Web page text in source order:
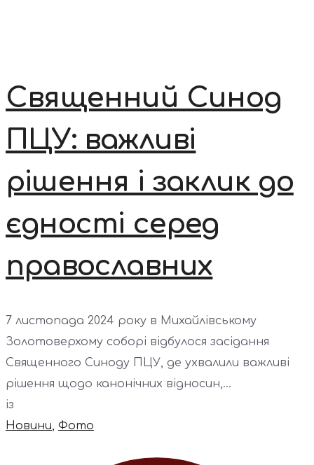
Священний Синод
ПЦУ: важливі
рішення і заклик до
єдності серед
православних
7 листопада 2024 року в Михайлівському
Золотоверхому соборі відбулося засідання
Священного Синоду ПЦУ, де ухвалили важливі
рішення щодо канонічних відносин,...
із
Новини, Фото